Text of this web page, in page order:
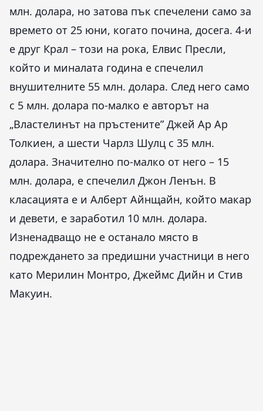
млн. долара, но затова пък спечелени само за
времето от 25 юни, когато почина, досега. 4-и
е друг Крал – този на рока, Елвис Пресли,
който и миналата година е спечелил
внушителните 55 млн. долара. След него само
с 5 млн. долара по-малко е авторът на
„Властелинът на пръстените” Джей Ар Ар
Толкиен, а шести Чарлз Шулц с 35 млн.
долара. Значително по-малко от него – 15
млн. долара, е спечелил Джон Ленън. В
класацията е и Алберт Айнщайн, който макар
и девети, е заработил 10 млн. долара.
Изненадващо не е останало място в
подреждането за предишни участници в него
като Мерилин Монтро, Джеймс Дийн и Стив
Макуин.